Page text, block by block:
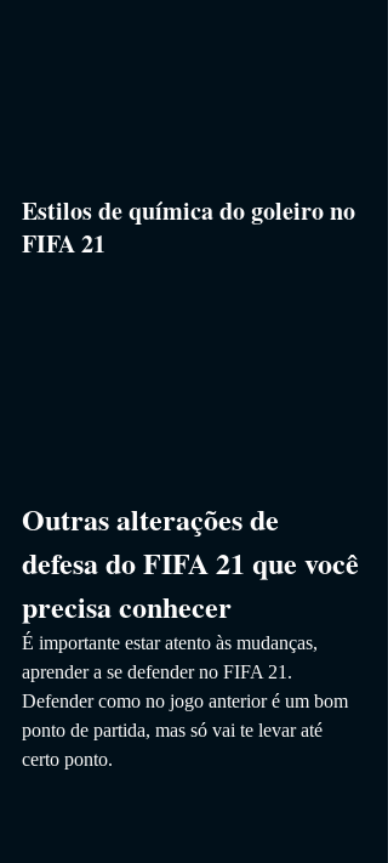
Estilos de química do goleiro no
FIFA 21
Outras alterações de
defesa do FIFA 21 que você
precisa conhecer
É importante estar atento às mudanças,
aprender a se defender no FIFA 21.
Defender como no jogo anterior é um bom
ponto de partida, mas só vai te levar até
certo ponto.